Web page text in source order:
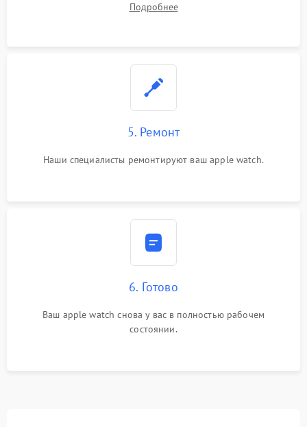
Подробнее
5. Ремонт
Наши специалисты ремонтируют ваш apple watch.
6. Готово
Ваш apple watch снова у вас в полностью рабочем
состоянии.